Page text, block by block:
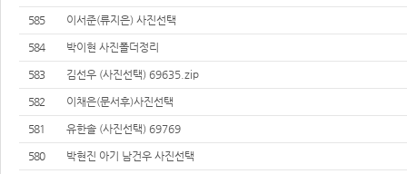
585 이서준(류지은) 사진선택
584 박이현 사진폴더정리
583 김선우 (사진선택) 69635.zip
582 이채은(문서후)사진선택
581 유한솔 (사진선택) 69769
580 박현진 아기 남건우 사진선택